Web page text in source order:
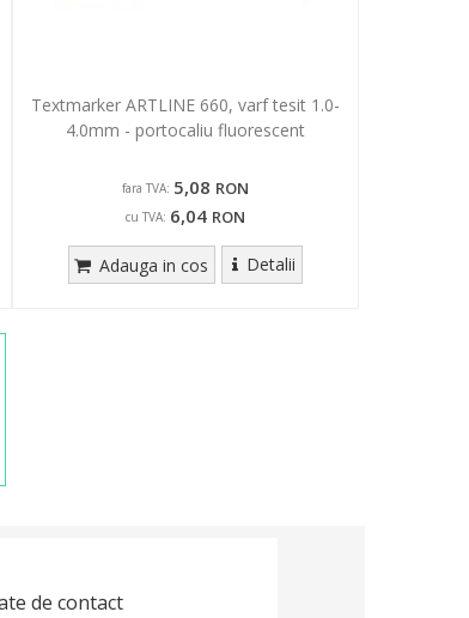
Textmarker ARTLINE 660, varf tesit 1.0-
4.0mm - portocaliu fluorescent
fara TVA: 5,08 RON
cu TVA: 6,04 RON
Adauga in cos Detalii
de contact